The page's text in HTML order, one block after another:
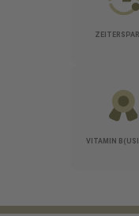
VITAMIN